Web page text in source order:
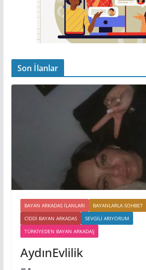
Son İlanlar
BAYAN ARKADAS ILANLARI
BAYANLARLA SOHBET
CIDDI BAYAN ARKADAS
SEVGILI ARIYORUM
TÜRKIYEDEN BAYAN ARKADAŞ
AydınEvlilik